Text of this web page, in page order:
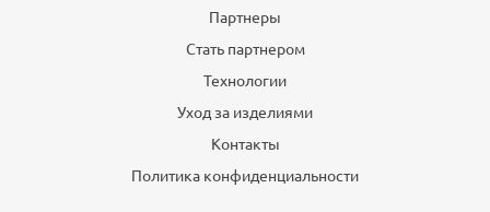
Партнеры
Стать партнером
Технологии
Уход за изделиями
Контакты
Политика конфиденциальности